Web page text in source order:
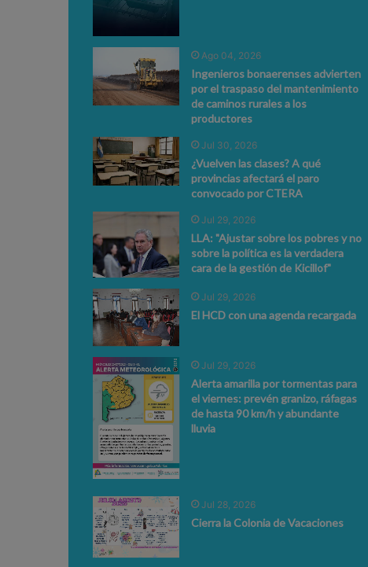
Ago 04, 2026
Ingenieros bonaerenses advierten
por el traspaso del mantenimiento
de caminos rurales a los
productores
Jul 30, 2026
¿Vuelven las clases? A qué
provincias afectará el paro
convocado por CTERA
Jul 29, 2026
LLA: "Ajustar sobre los pobres y no
sobre la política es la verdadera
cara de la gestión de Kicillof"
Jul 29, 2026
El HCD con una agenda recargada
Jul 29, 2026
Alerta amarilla por tormentas para
el viernes: prevén granizo, ráfagas
de hasta 90 km/h y abundante
lluvia
Jul 28, 2026
Cierra la Colonia de Vacaciones